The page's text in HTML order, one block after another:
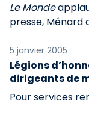
Le Monde
presse, Ménard
5 janvier 2005
Légions
dirigeants de
Pour services